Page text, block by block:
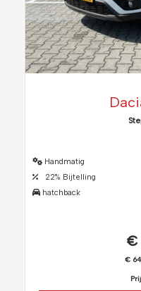
Handmatig
22% Bijtelling
hatchback
€
€